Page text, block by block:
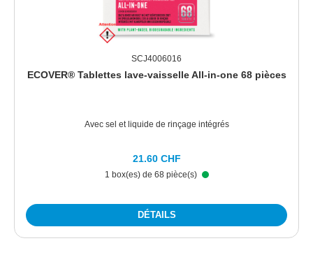
SCJ4006016
ECOVER® Tablettes lave-vaisselle All-in-one 68 pièces
Avec sel et liquide de rinçage intégrés
1 box(es) de 68 pièce(s)
21.60 CHF
DÉTAILS